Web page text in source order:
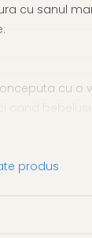
cu sanul
cu o
cand
cavitatii
produs